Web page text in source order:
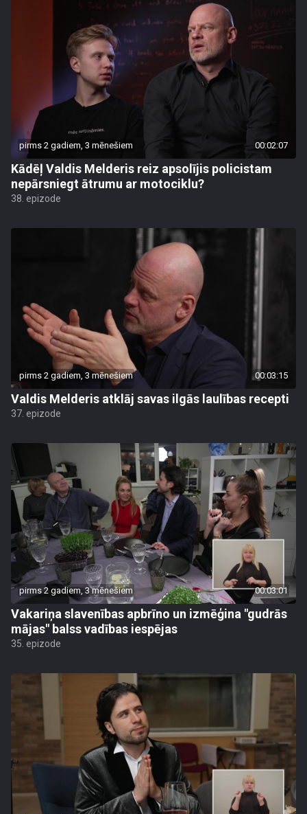
pirms 2 gadiem, 3 mēnešiem 00:02:07
Kādēļ Valdis Melderis reiz apsolījis policistam
nepārsniegt ātrumu ar motociklu?
38. epizode
pirms 2 gadiem, 3 mēnešiem 00:03:15
Valdis Melderis atklāj savas ilgās laulības recepti
37. epizode
pirms 2 gadiem, 3 mēnešiem 00:03:01
Vakariņa slavenības apbrīno un izmēģina "gudrās
mājas" balss vadības iespējas
35. epizode